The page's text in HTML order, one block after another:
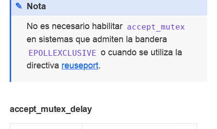
Nota
No es necesario habilitar accept_mutex
en sistemas que admiten la bandera
EPOLLEXCLUSIVE o cuando se utiliza la
directiva reuseport.
accept_mutex_delay